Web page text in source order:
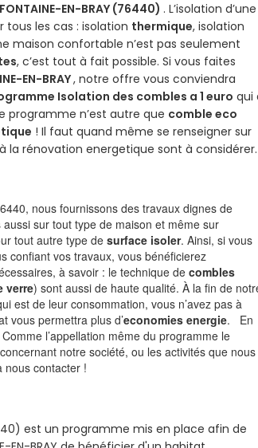
FONTAINE-EN-BRAY (76440) . L’isolation d’une
les cas : isolation thermique, isolation
maison confortable n’est pas seulement
, c’est tout à fait possible. Si vous faites
EN-BRAY, notre offre vous conviendra
Isolation des combles a 1 euro qui
programme n’est autre que comble eco
! Il faut quand même se renseigner sur
la rénovation energetique sont à considérer.
nous fournissons des travaux dignes de
sur tout type de maison et même sur
tout autre type desurface isoler. Ainsi, si vous
confiant vos travaux, vous bénéficierez
à savoir : le technique decombles
verre) sont aussi de haute qualité. À la fin de
est de leur consommation, vous n’avez pas à
vous permettra plus d’economies energie. En
l’appellation même du programme le
concernant notre société, ou les activités que nous
nous contacter !
est un programme mis en place afin de